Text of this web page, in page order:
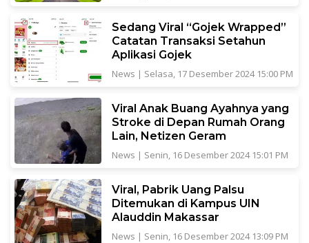
Sedang Viral “Gojek Wrapped”
Catatan Transaksi Setahun
Aplikasi Gojek
News | Selasa, 17 Desember 2024 15:00 PM
Viral Anak Buang Ayahnya yang
Stroke di Depan Rumah Orang
Lain, Netizen Geram
News | Senin, 16 Desember 2024 15:01 PM
Viral, Pabrik Uang Palsu
Ditemukan di Kampus UIN
Alauddin Makassar
News | Senin, 16 Desember 2024 13:09 PM